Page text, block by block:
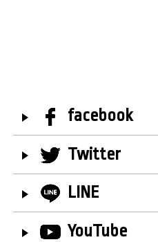
facebook
Twitter
LINE
YouTube